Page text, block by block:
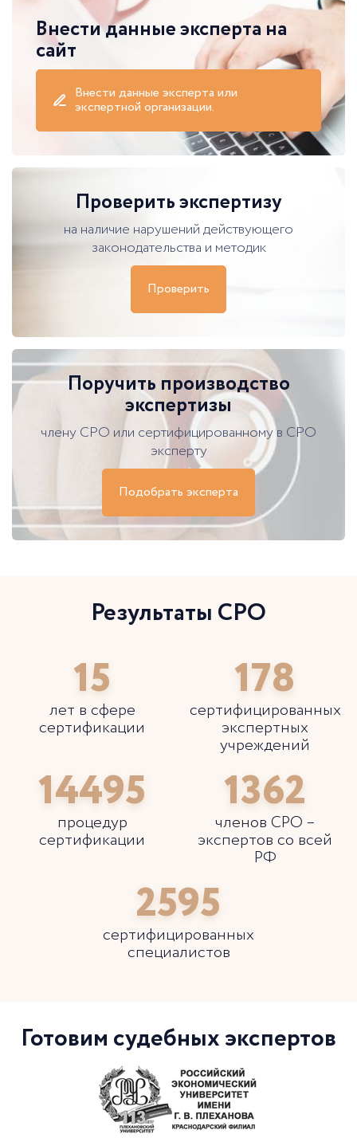
Внести данные эксперта на
сайт
Внести данные эксперта или
экспертной организации.
Проверить экспертизу
на наличие нарушений действующего
законодательства и методик
Проверить
Поручить производство
экспертизы
члену СРО или сертифицированному в СРО
эксперту
Подобрать эксперта
Результаты СРО
15
лет в сфере
сертификации
178
сертифицированных
экспертных
учреждений
14495
процедур
сертификации
1362
членов СРО –
экспертов со всей
РФ
2595
сертифицированных
специалистов
Готовим судебных экспертов